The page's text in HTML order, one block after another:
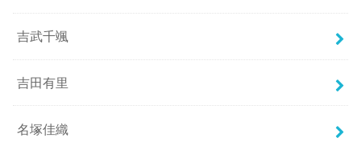
吉武千颯
吉田有里
名塚佳織